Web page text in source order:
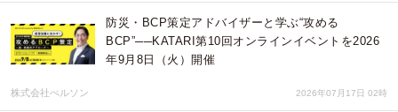
防災・BCP策定アドバイザーと学ぶ“攻める
BCP”──KATARI第10回オンラインイベントを2026
年9月8日（火）開催
株式会社ぺルソン 2026年07月17日 02時